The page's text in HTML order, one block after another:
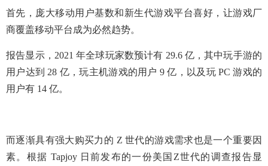
首先，庞大移动用户基数和新生代游戏平台喜好，让游戏厂
商覆盖移动平台成为必然趋势。
报告显示，2021 年全球玩家数预计有 29.6 亿，其中玩手游的
用户达到 28 亿，玩主机游戏的用户 9 亿，以及玩 PC 游戏的
用户有 14 亿。
而逐渐具有强大购买力的 Z 世代的游戏需求也是一个重要因
素。根据 Tapjoy 日前发布的一份美国Z世代的调查报告显